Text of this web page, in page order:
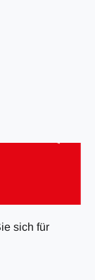
sich für